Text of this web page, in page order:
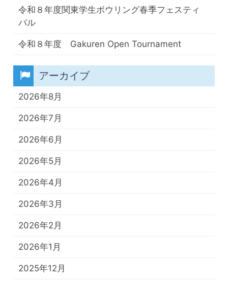
令和８年度関東学生ボウリング春季フェスティ
バル
令和８年度 Gakuren Open Tournament
アーカイブ
2026年8月
2026年7月
2026年6月
2026年5月
2026年4月
2026年3月
2026年2月
2026年1月
2025年12月